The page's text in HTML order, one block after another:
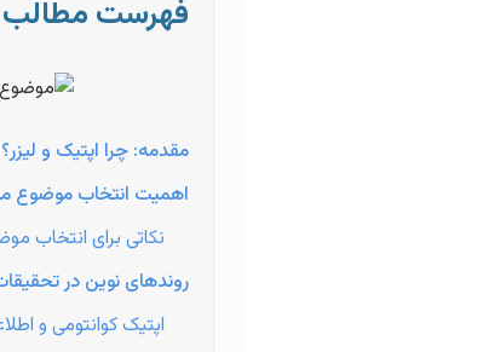
فهرست مطالب
مقدمه: چرا اپتیک و لیزر؟
اهمیت انتخاب موضوع
نکاتی برای انتخاب
روندهای نوین در
اپتیک کوانتومی و